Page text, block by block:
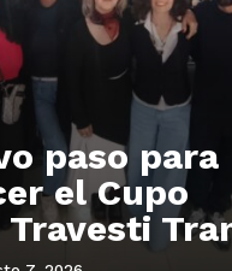
paso para
el Cupo